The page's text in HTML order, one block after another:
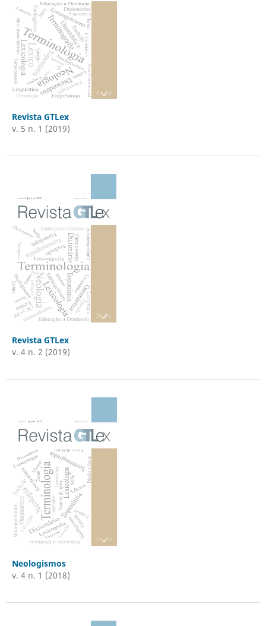
Revista GTLex
v. 5 n. 1 (2019)
Revista GTLex
v. 4 n. 2 (2019)
Neologismos
v. 4 n. 1 (2018)